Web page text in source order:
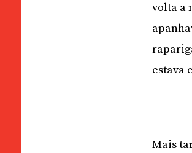
volta a
estava
Mais